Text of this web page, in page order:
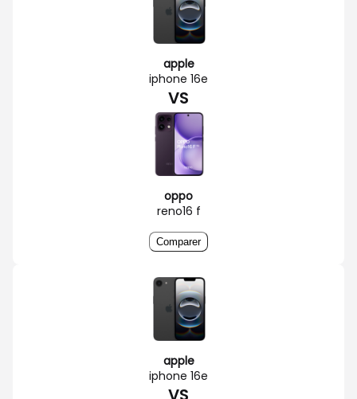
apple
iphone 16e
VS
oppo
reno16 f
Comparer
apple
iphone 16e